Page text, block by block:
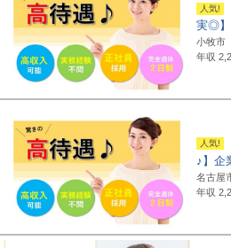
実◎】
小牧市
年収
♪】企
名古屋
年収